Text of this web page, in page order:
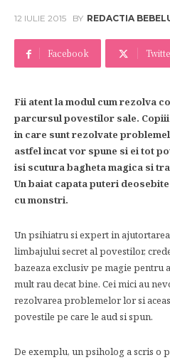
12 IULIE 2015 BY REDACTIA
Facebook
Fii atent la modul cum rezolva
parcursul povestilor sale.
in care sunt rezolvate
astfel incat vor spune si ei tot
isi scutura bagheta magica si
Un baiat capata puteri
cu monstri.
Un psihiatru si expert in
limbajului secret al povestilor,
bazeaza exclusiv pe magie pentru
mult rau decat bine. Cei mici au
rezolvarea problemelor lor si
povestile pe care le aud si spun.
De exemplu, un psiholog a scris o